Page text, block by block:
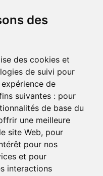
des
des cookies et
de suivi pour
de
suivantes : pour
de base du
une meilleure
site Web, pour
pour nos
et pour
interactions
on01 69 88 16 16
part ?